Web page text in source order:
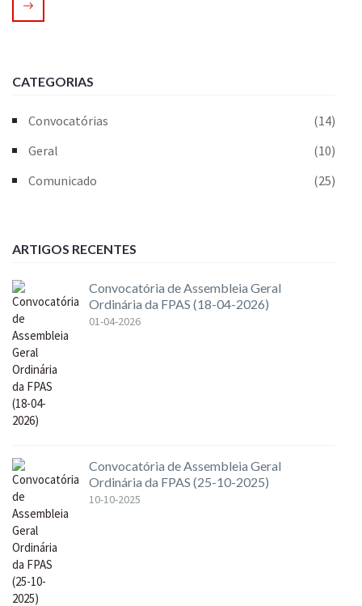
CATEGORIAS
Convocatórias
(14)
Geral
(10)
Comunicado
(25)
ARTIGOS RECENTES
Convocatória de Assembleia Geral
Ordinária da FPAS (18-04-2026)
01-04-2026
Convocatória de Assembleia Geral
Ordinária da FPAS (25-10-2025)
10-10-2025